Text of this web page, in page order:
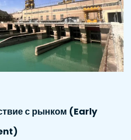
с рынком (Early